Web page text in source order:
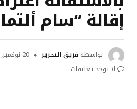
إقالة “سام
بواسطة فريق التحرير 20 نوفمبر, 2023
لا توجد تعليقات